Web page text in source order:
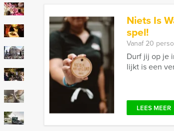
Niets Is
spel!
Vanaf 20
Durf jij op je
lijkt is een
LEES MEER